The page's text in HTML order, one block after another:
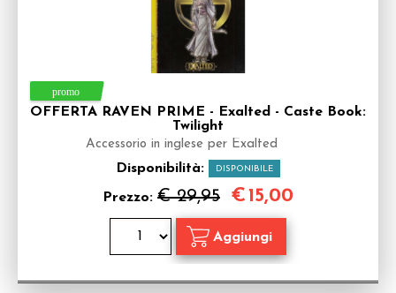
OFFERTA RAVEN PRIME - Exalted - Caste Book:
Twilight
Accessorio in inglese per Exalted
Disponibilità: DISPONIBILE
Prezzo: € 29,95 €15,00